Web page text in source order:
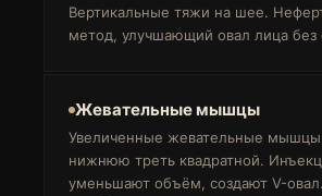
Вертикальные тяжи на шее.
метод, улучшающий овал лица без
Жевательные мышцы
Увеличенные жевательные
нижнюю треть квадратной.
уменьшают объём, создают V-